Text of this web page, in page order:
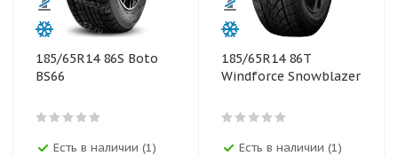
185/65R14 86S Boto
BS66
Есть в наличии (1)
185/65R14 86T
Windforce Snowblazer
Есть в наличии (1)